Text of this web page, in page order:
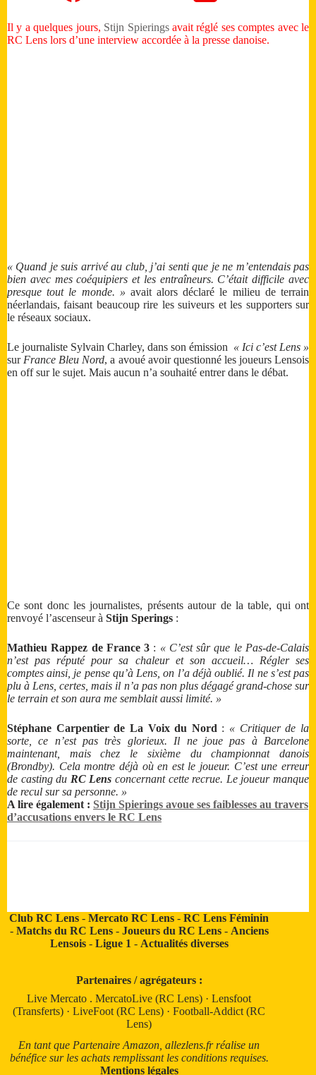
Il y a quelques jours, Stijn Spieringsavait réglé ses comptes avec le
RC Lens lors d’une interview accordée à la presse danoise.
« Quand je suis arrivé au club, j’ai senti que je ne m’entendais pas
bien avec mes coéquipiers et les entraîneurs. C’était difficile avec
presque tout le monde. » avait alors déclaré le milieu de terrain
néerlandais, faisant beaucoup rire les suiveurs et les supporters sur
le réseaux sociaux.
Le journaliste Sylvain Charley, dans son émission « Ici c’est Lens »
sur France Bleu Nord, a avoué avoir questionné les joueurs Lensois
en off sur le sujet. Mais aucun n’a souhaité entrer dans le débat.
Ce sont donc les journalistes, présents autour de la table, qui ont
renvoyé l’ascenseur à Stijn Sperings :
Mathieu Rappez de France 3 : « C’est sûr que le Pas-de-Calais
n’est pas réputé pour sa chaleur et son accueil… Régler ses
comptes ainsi, je pense qu’à Lens, on l’a déjà oublié. Il ne s’est pas
plu à Lens, certes, mais il n’a pas non plus dégagé grand-chose sur
le terrain et son aura me semblait aussi limité. »
Stéphane Carpentier de La Voix du Nord : « Critiquer de la
sorte, ce n’est pas très glorieux. Il ne joue pas à Barcelone
maintenant, mais chez le sixième du championnat danois
(Brondby). Cela montre déjà où en est le joueur. C’est une erreur
de casting du RC Lens concernant cette recrue. Le joueur manque
de recul sur sa personne. »
A lire également : Stijn Spierings avoue ses faiblesses au travers
d’accusations envers le RC Lens
Club RC Lens -Mercato RC Lens -RC Lens Féminin
- Matchs du RC Lens- Joueurs du RC Lens- Anciens
Lensois- Ligue 1 - Actualités diverses
Partenaires / agrégateurs :
Live Mercato .MercatoLive (RC Lens) ·Lensfoot
(Transferts) ·LiveFoot (RC Lens) ·Football-Addict (RC
Lens)
En tant que Partenaire Amazon, allezlens.fr réalise un
bénéfice sur les achats remplissant les conditions requises.
Mentions légales